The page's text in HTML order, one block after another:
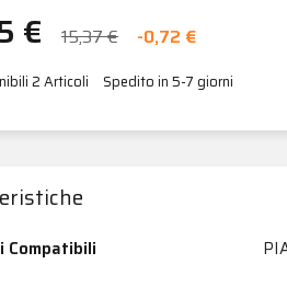
€ 15,37 € -0,72 €
2 Articoli Spedito in 5-7 giorni
Compatibili